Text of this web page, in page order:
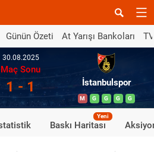
Günün Özeti At Yarışı Bankoları
30.08.2025
Maç Sonu
1 - 1 İstanbulspor
M G G G G
Baskı Haritası
Yeni